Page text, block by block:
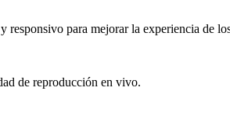
para mejorar la experiencia de
de reproducción en vivo.